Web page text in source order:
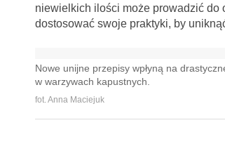
niewielkich ilości może prowadzić do
dostosować swoje praktyki, by
Nowe unijne przepisy wpłyną na
w warzywach kapustnych.
fot. Anna Maciejuk